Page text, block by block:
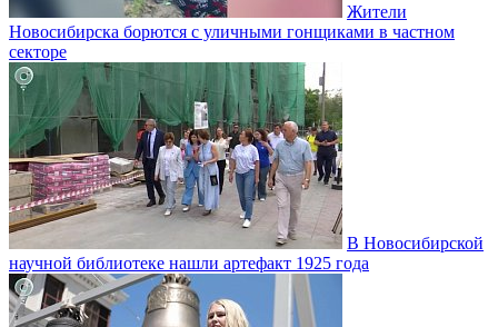
Жители
Новосибирска борются с уличными гонщиками в частном
секторе
В Новосибирской
научной библиотеке нашли артефакт 1925 года